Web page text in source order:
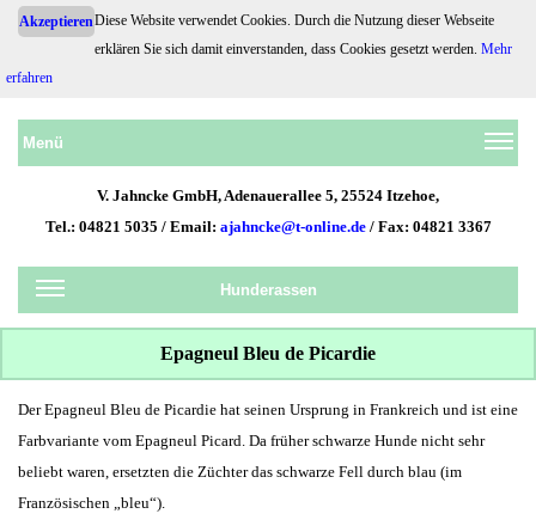
Hundehaftpflicht.de
Menü
V. Jahncke GmbH, Adenauerallee 5, 25524 Itzehoe,
Tel.: 04821 5035 / Email: ajahncke@t-online.de/ Fax: 04821 3367
Hunderassen
Epagneul Bleu de Picardie
Der Epagneul Bleu de Picardie hat seinen Ursprung in Frankreich und ist eine
Farbvariante vom Epagneul Picard. Da früher schwarze Hunde nicht sehr
beliebt waren, ersetzten die Züchter das schwarze Fell durch blau (im
Französischen „bleu“).
AkzeptierenDiese Website verwendet Cookies. Durch die Nutzung dieser Webseite
erklären Sie sich damit einverstanden, dass Cookies gesetzt werden. Mehr
erfahren